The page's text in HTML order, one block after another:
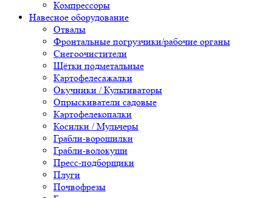
Компрессоры
Навесное оборудование
Отвалы
Фронтальные погрузчики/рабочие органы
Снегоочистители
Щётки подметальные
Картофелесажалки
Окучники / Культиваторы
Опрыскиватели садовые
Картофелекопалки
Косилки / Мульчеры
Грабли-ворошилки
Грабли-волокуши
Пресс-подборщики
Плуги
Почвофрезы